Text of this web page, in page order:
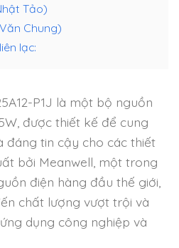
Tảo)
Chung)
lạc:
P1J là một bộ nguồn
được thiết kế để cung
đáng tin cậy cho các thiết
bởi Meanwell, một trong
điện hàng đầu thế giới,
chất lượng vượt trội và
dụng công nghiệp và